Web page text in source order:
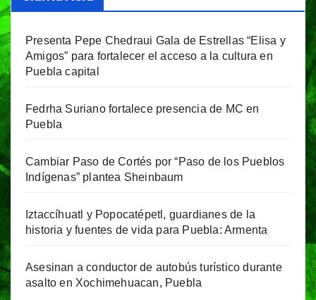
Presenta Pepe Chedraui Gala de Estrellas “Elisa y
Amigos” para fortalecer el acceso a la cultura en
Puebla capital
Fedrha Suriano fortalece presencia de MC en
Puebla
Cambiar Paso de Cortés por “Paso de los Pueblos
Indígenas” plantea Sheinbaum
Iztaccíhuatl y Popocatépetl, guardianes de la
historia y fuentes de vida para Puebla: Armenta
Asesinan a conductor de autobús turístico durante
asalto en Xochimehuacan, Puebla